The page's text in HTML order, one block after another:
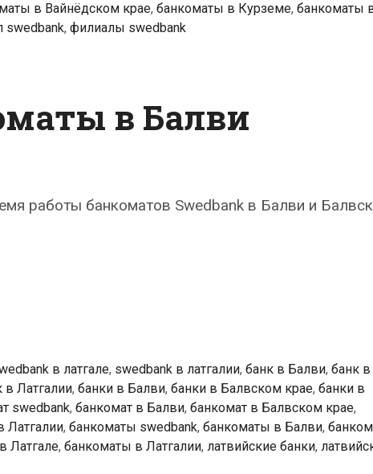
в Вайнёдском крае, банкоматы в Курземе, банкоматы
swedbank, филиалы swedbank
в Балви
работы банкоматов Swedbank в Балви и
в латгале, swedbank в латгалии, банк в Балви, банк в
в Латгалии, банки в Балви, банки в Балвском крае, банки в
swedbank, банкомат в Балви, банкомат в Балвском крае,
Латгалии, банкоматы swedbank, банкоматы в Балви,
Латгале, банкоматы в Латгалии, латвийские банки,